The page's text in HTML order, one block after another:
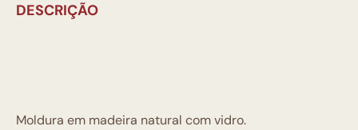
DESCRIÇÃO
Moldura em madeira natural com vidro.